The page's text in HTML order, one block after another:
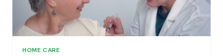
HOME CARE